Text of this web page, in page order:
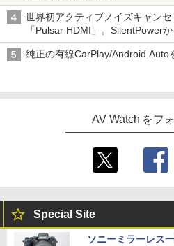
世界初アクティブノイズキャン
「Pulsar HDMI」。SilentPowerか
純正の有線CarPlay/Android Auto
AV Watch をフ
Special Site
ソニーミラーレス